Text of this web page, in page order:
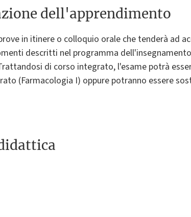
dell'apprendimento
in itinere o colloquio orale che tenderà ad
descritti nel programma
di corso integrato, l'esame potrà
(Farmacologia I) oppure potranno essere